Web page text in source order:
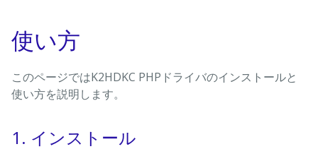
使い方
このページではK2HDKC PHPドライバのインストールと
使い方を説明します。
1. インストール